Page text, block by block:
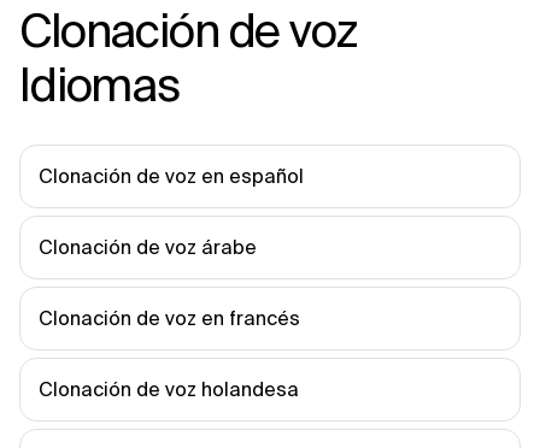
Clonación de voz
Idiomas
Clonación de voz en español
Clonación de voz árabe
Clonación de voz en francés
Clonación de voz holandesa